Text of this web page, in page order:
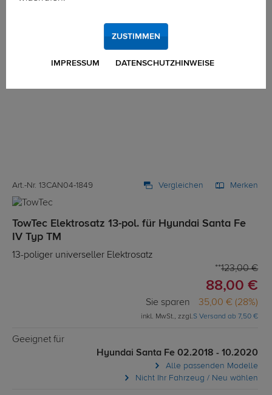
Art.-Nr. 13CAN04-1849 Vergleichen Merken
TowTec Elektrosatz 13-pol. für Hyundai Santa Fe
IV Typ TM
13-poliger universeller Elektrosatz
123,00 €
88,00 €
Sie sparen 35,00 € (28%)
inkl. MwSt., zzgl.S Versand ab 7,50 €
Geeignet für
Hyundai Santa Fe 02.2018 - 10.2020
Alle passenden Modelle
Nicht Ihr Fahrzeug / Neu wählen
IMPRESSUM DATENSCHUTZHINWEISE
ZUSTIMMEN